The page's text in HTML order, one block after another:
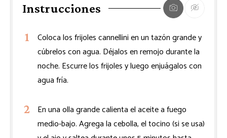
Instrucciones
Coloca los frijoles cannellini en un tazón grande y
cúbrelos con agua. Déjalos en remojo durante la
noche. Escurre los frijoles y luego enjuágalos con
agua fría.
En una olla grande calienta el aceite a fuego
medio-bajo. Agrega la cebolla, el tocino (si se usa)